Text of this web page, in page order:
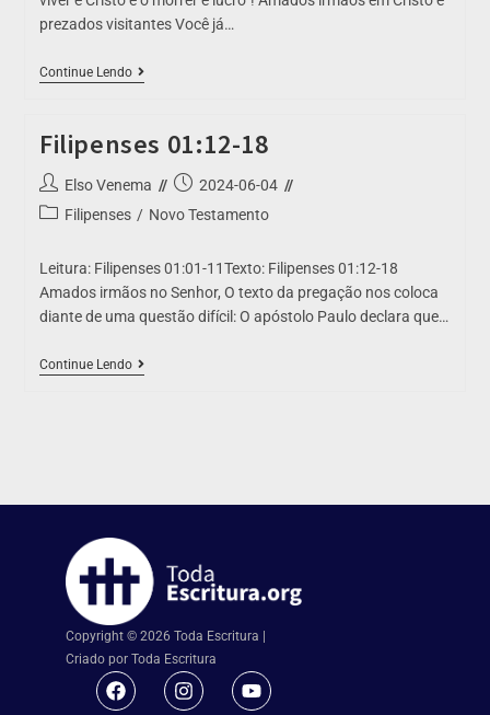
prezados visitantes Você já…
Continue Lendo
Filipenses 01:12-18
Elso Venema
2024-06-04
Filipenses / Novo Testamento
Leitura: Filipenses 01:01-11Texto: Filipenses 01:12-18
Amados irmãos no Senhor, O texto da pregação nos coloca
diante de uma questão difícil: O apóstolo Paulo declara que…
Continue Lendo
Copyright © 2026 Toda Escritura |
Criado por Toda Escritura